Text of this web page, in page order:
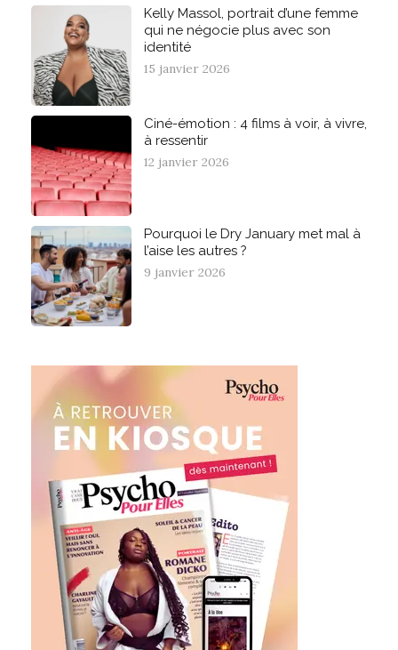
Kelly Massol, portrait d’une femme
qui ne négocie plus avec son
identité
15 janvier 2026
Ciné-émotion : 4 films à voir, à vivre,
à ressentir
12 janvier 2026
Pourquoi le Dry January met mal à
l’aise les autres ?
9 janvier 2026